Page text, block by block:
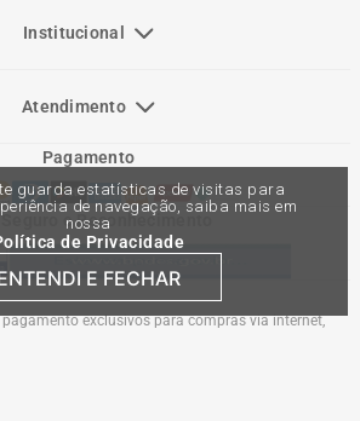
guarda estatísticas de visitas para
de navegação, saiba mais em
nossa
de Privacidade
E FECHAR
Institucional
Atendimento
Pagamento
Seguro e Reconhecimento
exclusivos para compras via internet,